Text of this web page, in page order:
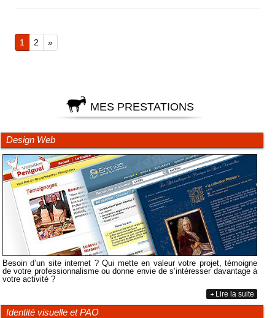
1 2 »
MES PRESTATIONS
Design Web
Besoin d’un site internet ? Qui mette en valeur votre projet, témoigne
de votre professionnalisme ou donne envie de s’intéresser davantage à
votre activité ?
Lire la suite
Identité visuelle et PAO